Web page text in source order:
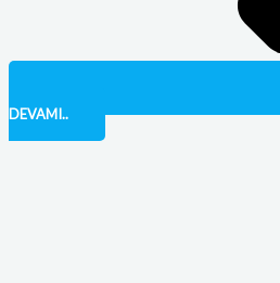
DEVAMI..